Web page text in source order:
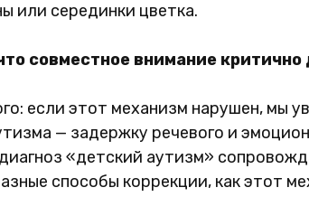
или серединки цветка.
совместное внимание критично
если этот механизм нарушен, мы
— задержку речевого и
«детский аутизм»
способы коррекции, как этот